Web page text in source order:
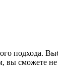
подхода.
сможете